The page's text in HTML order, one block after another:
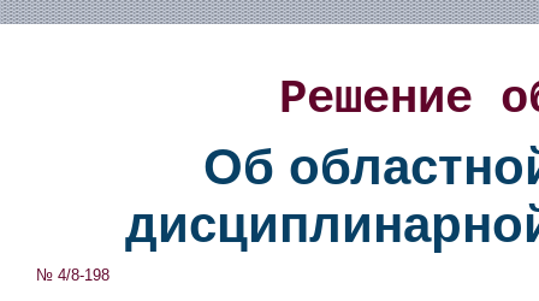
Решение
Об
№ 4/8-198